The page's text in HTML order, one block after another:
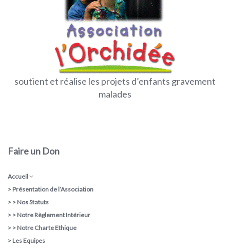
soutient et réalise les projets d’enfants gravement
malades
Faire un Don
Accueil
> Présentation de l’Association
> > Nos Statuts
> > Notre Règlement Intérieur
> > Notre Charte Ethique
> Les Equipes